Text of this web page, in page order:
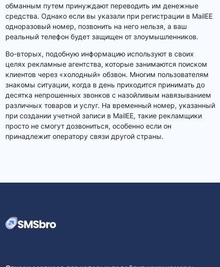
обманным путем принуждают переводить им денежные
средства. Однако если вы указали при регистрации в MailEE
одноразовый номер, позвонить на него нельзя, а ваш
реальный телефон будет защищен от злоумышленников.
Во-вторых, подобную информацию используют в своих
целях рекламные агентства, которые занимаются поиском
клиентов через «холодный» обзвон. Многим пользователям
знакомы ситуации, когда в день приходится принимать до
десятка непрошенных звонков с назойливым навязыванием
различных товаров и услуг. На временный номер, указанный
при создании учетной записи в MailEE, такие рекламщики
просто не смогут дозвониться, особенно если он
принадлежит оператору связи другой страны.